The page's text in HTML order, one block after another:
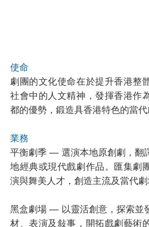
使命
劇團的文化使命在於提升香港整
社會中的人文精神，發揮香港作
都的優勢，鍛造具香港特色的當代
業務
平衡劇季 — 選演本地原創劇，翻
地經典或現代戲劇作品。匯集劇
演與舞美人才，創造主流及當代劇
黑盒劇場 — 以靈活創意，探索並
材、表演及敍事，開拓戲劇藝術